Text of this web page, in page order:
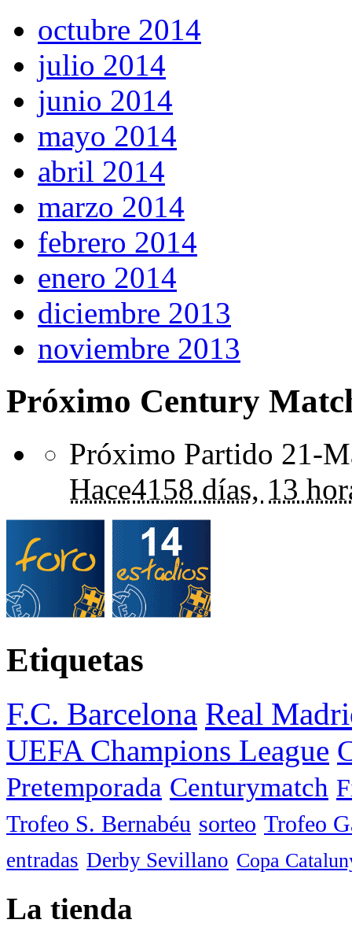
octubre 2014
julio 2014
junio 2014
mayo 2014
abril 2014
marzo 2014
febrero 2014
enero 2014
diciembre 2013
noviembre 2013
Próximo Century
Próximo Partido 21-
Hace4158 días, 13
Etiquetas
F.C. Barcelona Real
UEFA Champions League
Pretemporada Centurymatch
Trofeo S. Bernabéu sorteo Trofeo
entradas Derby Sevillano Copa
La tienda